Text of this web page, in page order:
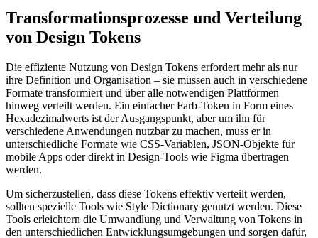
Transformationsprozesse und Verteilung
von Design Tokens
Die effiziente Nutzung von Design Tokens erfordert mehr als nur
ihre Definition und Organisation – sie müssen auch in verschiedene
Formate transformiert und über alle notwendigen Plattformen
hinweg verteilt werden. Ein einfacher Farb-Token in Form eines
Hexadezimalwerts ist der Ausgangspunkt, aber um ihn für
verschiedene Anwendungen nutzbar zu machen, muss er in
unterschiedliche Formate wie CSS-Variablen, JSON-Objekte für
mobile Apps oder direkt in Design-Tools wie Figma übertragen
werden.
Um sicherzustellen, dass diese Tokens effektiv verteilt werden,
sollten spezielle Tools wie Style Dictionary genutzt werden. Diese
Tools erleichtern die Umwandlung und Verwaltung von Tokens in
den unterschiedlichen Entwicklungsumgebungen und sorgen dafür,